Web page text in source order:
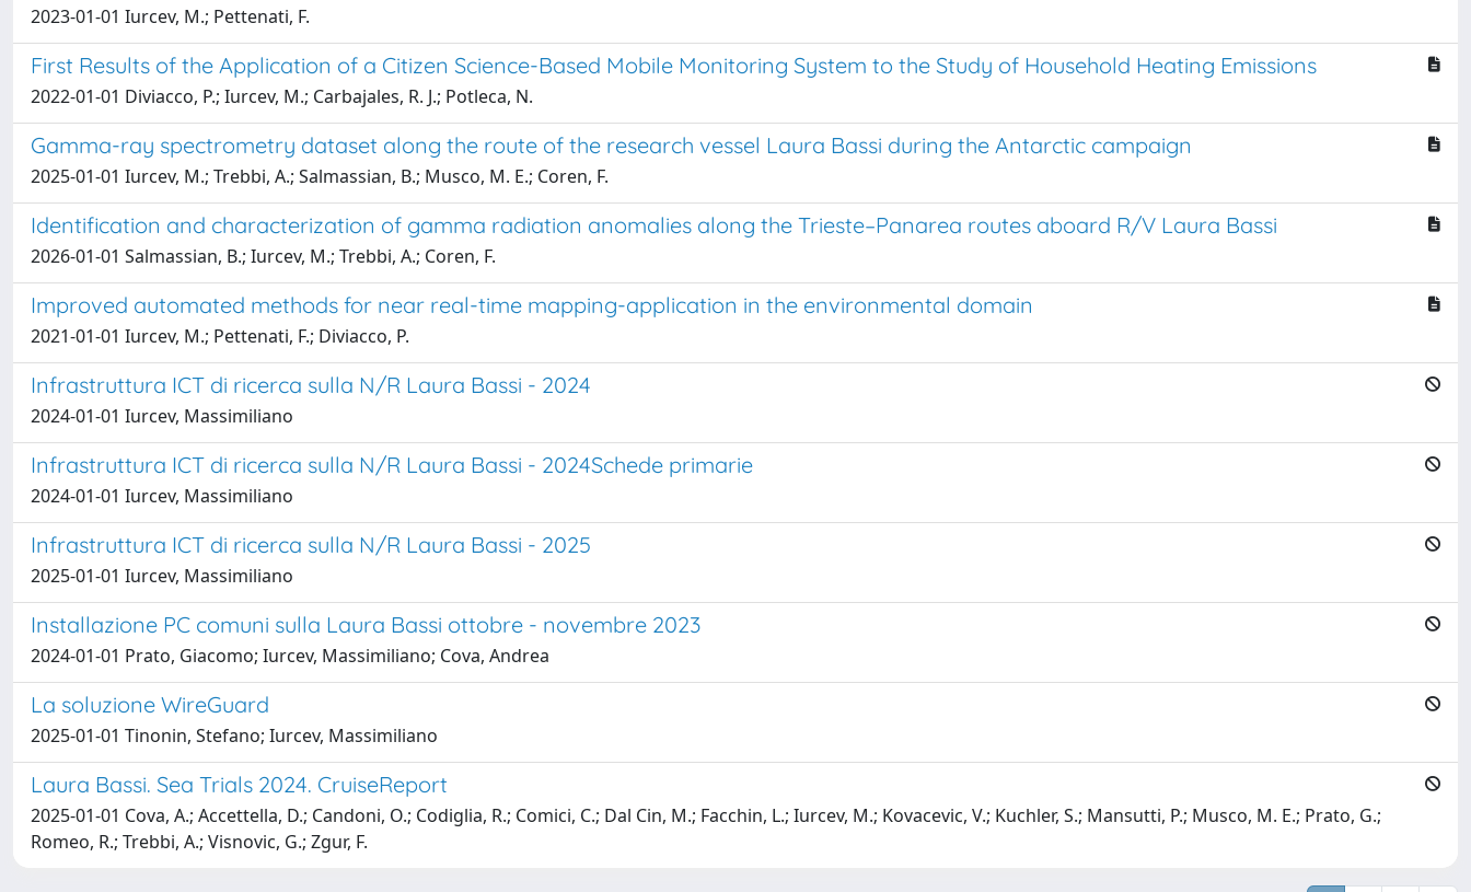
2023-01-01 Iurcev, M.; Pettenati, F.
First Results of the Application of a Citizen Science-Based Mobile Monitoring System to the Study of Household Heating Emissions
2022-01-01 Diviacco, P.; Iurcev, M.; Carbajales, R. J.; Potleca, N.
Gamma-ray spectrometry dataset along the route of the research vessel Laura Bassi during the Antarctic campaign
2025-01-01 Iurcev, M.; Trebbi, A.; Salmassian, B.; Musco, M. E.; Coren, F.
Identification and characterization of gamma radiation anomalies along the Trieste–Panarea routes aboard R/V Laura Bassi
2026-01-01 Salmassian, B.; Iurcev, M.; Trebbi, A.; Coren, F.
Improved automated methods for near real-time mapping-application in the environmental domain
2021-01-01 Iurcev, M.; Pettenati, F.; Diviacco, P.
Infrastruttura ICT di ricerca sulla N/R Laura Bassi - 2024
2024-01-01 Iurcev, Massimiliano
Infrastruttura ICT di ricerca sulla N/R Laura Bassi - 2024Schede primarie
2024-01-01 Iurcev, Massimiliano
Infrastruttura ICT di ricerca sulla N/R Laura Bassi - 2025
2025-01-01 Iurcev, Massimiliano
Installazione PC comuni sulla Laura Bassi ottobre - novembre 2023
2024-01-01 Prato, Giacomo; Iurcev, Massimiliano; Cova, Andrea
La soluzione WireGuard
2025-01-01 Tinonin, Stefano; Iurcev, Massimiliano
Laura Bassi. Sea Trials 2024. CruiseReport
2025-01-01 Cova, A.; Accettella, D.; Candoni, O.; Codiglia, R.; Comici, C.; Dal Cin, M.; Facchin, L.; Iurcev, M.; Kovacevic, V.; Kuchler, S.; Mansutti, P.; Musco, M. E.; Prato, G.;
Romeo, R.; Trebbi, A.; Visnovic, G.; Zgur, F.